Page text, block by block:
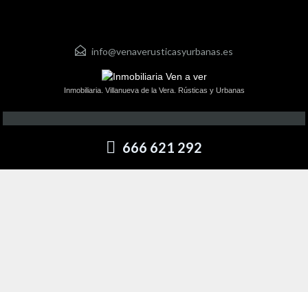
info@venaverusticasyurbanas.es
Inmobiliaria. Villanueva de la Vera. Rústicas y Urbanas
666 621 292